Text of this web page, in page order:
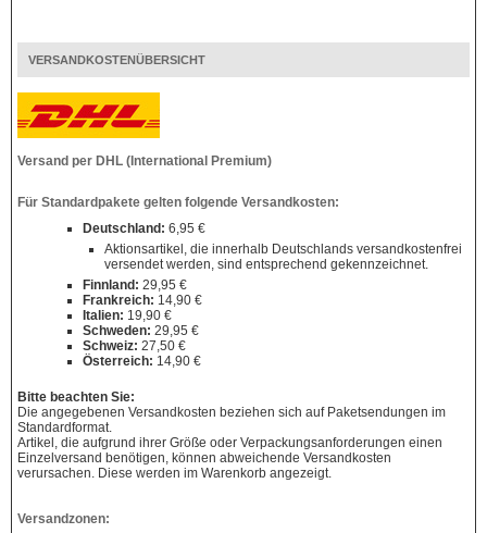
VERSANDKOSTENÜBERSICHT
Versand per DHL (International Premium)
Für Standardpakete gelten folgende Versandkosten:
Deutschland: 6,95 €
Aktionsartikel, die innerhalb Deutschlands versandkostenfrei
versendet werden, sind entsprechend gekennzeichnet.
Finnland: 29,95 €
Frankreich: 14,90 €
Italien: 19,90 €
Schweden: 29,95 €
Schweiz: 27,50 €
Österreich: 14,90 €
Bitte beachten Sie:
Die angegebenen Versandkosten beziehen sich auf Paketsendungen im
Standardformat.
Artikel, die aufgrund ihrer Größe oder Verpackungsanforderungen einen
Einzelversand benötigen, können abweichende Versandkosten
verursachen. Diese werden im Warenkorb angezeigt.
Versandzonen: